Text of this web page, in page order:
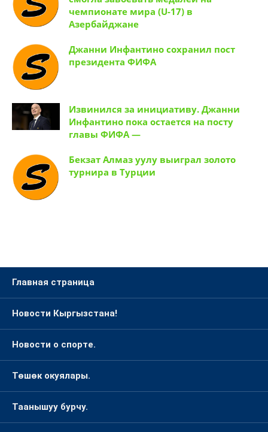
Сборная Кыргызстана по борьбе не
смогла завоевать медалей на
чемпионате мира (U-17) в
Азербайджане
Джанни Инфантино сохранил пост
Извинился за инициативу. Джанни
главы ФИФА —
Бекзат Алмаз уулу выиграл золото